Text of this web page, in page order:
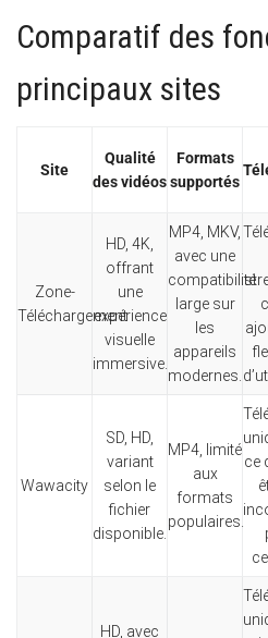
Comparatif des
principaux sites
Site
Qualité
des vidéos
Formats
supportés
Zone-
Téléchargement
HD, 4K,
offrant
une
expérience
visuelle
immersive.
MP4, MKV,
avec une
compatibilité
large sur
les
appareils
modernes.
Wawacity
SD, HD,
variant
selon le
fichier
disponible.
MP4, limité
aux
formats
populaires.
ce
HD, avec